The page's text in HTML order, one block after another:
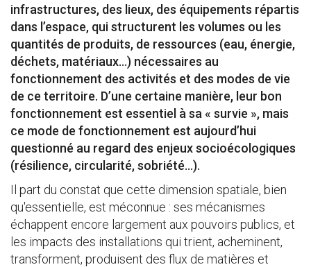
infrastructures, des lieux, des équipements répartis
dans l’espace, qui structurent les volumes ou les
quantités de produits, de ressources (eau, énergie,
déchets, matériaux…) nécessaires au
fonctionnement des activités et des modes de vie
de ce territoire. D’une certaine manière, leur bon
fonctionnement est essentiel à sa « survie », mais
ce mode de fonctionnement est aujourd’hui
questionné au regard des enjeux socioécologiques
(résilience, circularité, sobriété…).
Il part du constat que cette dimension spatiale, bien
qu'essentielle, est méconnue : ses mécanismes
échappent encore largement aux pouvoirs publics, et
les impacts des installations qui trient, acheminent,
transforment, produisent des flux de matières et